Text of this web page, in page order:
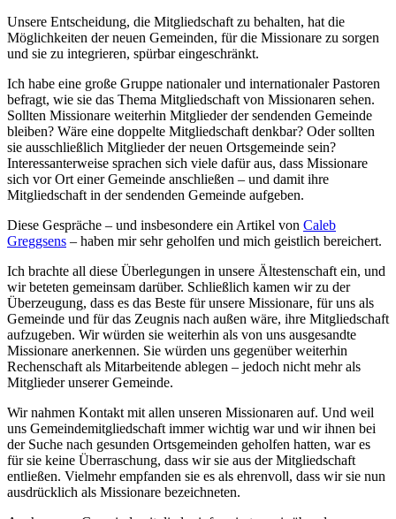
Unsere Entscheidung, die Mitgliedschaft zu behalten, hat die
Möglichkeiten der neuen Gemeinden, für die Missionare zu sorgen
und sie zu integrieren, spürbar eingeschränkt.
Ich habe eine große Gruppe nationaler und internationaler Pastoren
befragt, wie sie das Thema Mitgliedschaft von Missionaren sehen.
Sollten Missionare weiterhin Mitglieder der sendenden Gemeinde
bleiben? Wäre eine doppelte Mitgliedschaft denkbar? Oder sollten
sie ausschließlich Mitglieder der neuen Ortsgemeinde sein?
Interessanterweise sprachen sich viele dafür aus, dass Missionare
sich vor Ort einer Gemeinde anschließen – und damit ihre
Mitgliedschaft in der sendenden Gemeinde aufgeben.
Diese Gespräche – und insbesondere ein Artikel von Caleb
Greggsens – haben mir sehr geholfen und mich geistlich bereichert.
Ich brachte all diese Überlegungen in unsere Ältestenschaft ein, und
wir beteten gemeinsam darüber. Schließlich kamen wir zu der
Überzeugung, dass es das Beste für unsere Missionare, für uns als
Gemeinde und für das Zeugnis nach außen wäre, ihre Mitgliedschaft
aufzugeben. Wir würden sie weiterhin als von uns ausgesandte
Missionare anerkennen. Sie würden uns gegenüber weiterhin
Rechenschaft als Mitarbeitende ablegen – jedoch nicht mehr als
Mitglieder unserer Gemeinde.
Wir nahmen Kontakt mit allen unseren Missionaren auf. Und weil
uns Gemeindemitgliedschaft immer wichtig war und wir ihnen bei
der Suche nach gesunden Ortsgemeinden geholfen hatten, war es
für sie keine Überraschung, dass wir sie aus der Mitgliedschaft
entließen. Vielmehr empfanden sie es als ehrenvoll, dass wir sie nun
ausdrücklich als Missionare bezeichneten.